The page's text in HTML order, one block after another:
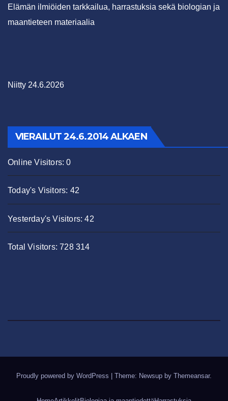
Elämän ilmiöiden tarkkailua, harrastuksia sekä biologian ja
maantieteen materiaalia
Niitty 24.6.2026
VIERAILUT 24.6.2014 ALKAEN
Online Visitors:0
Today's Visitors: 42
Yesterday's Visitors:42
Total Visitors:728 314
Proudly powered by WordPress Theme: Newsup by Themeansar.